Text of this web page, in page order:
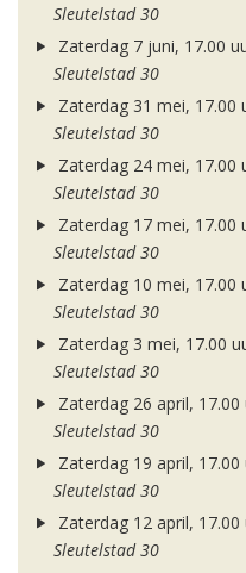
Sleutelstad 30
Zaterdag 7 juni, 17.00
Sleutelstad 30
Zaterdag 31 mei, 17.00
Sleutelstad 30
Zaterdag 24 mei, 17.00
Sleutelstad 30
Zaterdag 17 mei, 17.00
Sleutelstad 30
Zaterdag 10 mei, 17.00
Sleutelstad 30
Zaterdag 3 mei, 17.00
Sleutelstad 30
Zaterdag 26 april, 17.00
Sleutelstad 30
Zaterdag 19 april, 17.00
Sleutelstad 30
Zaterdag 12 april, 17.00
Sleutelstad 30